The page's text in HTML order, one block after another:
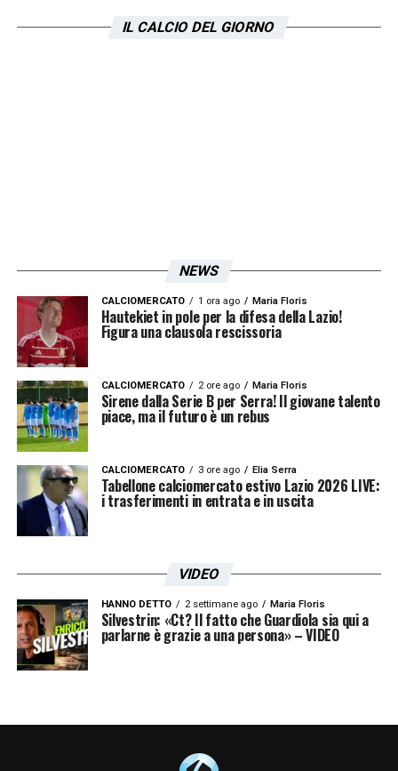
IL CALCIO DEL GIORNO
NEWS
CALCIOMERCATO 1 ora ago Maria Floris
Hautekiet in pole per la difesa della Lazio!
Figura una clausola rescissoria
CALCIOMERCATO 2 ore ago Maria Floris
Sirene dalla Serie B per Serra! Il giovane talento
piace, ma il futuro è un rebus
CALCIOMERCATO 3 ore ago Elia Serra
Tabellone calciomercato estivo Lazio 2026 LIVE:
i trasferimenti in entrata e in uscita
VIDEO
HANNO DETTO 2 settimane ago Maria Floris
Silvestrin: «Ct? Il fatto che Guardiola sia qui a
parlarne è grazie a una persona» – VIDEO